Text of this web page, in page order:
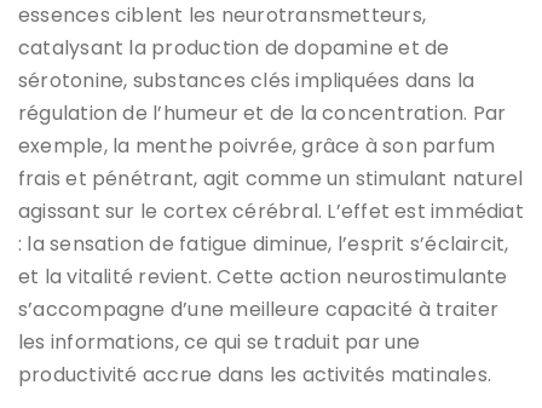
essences ciblent les neurotransmetteurs,
catalysant la production de dopamine et de
sérotonine, substances clés impliquées dans la
régulation de l’humeur et de la concentration. Par
exemple, la menthe poivrée, grâce à son parfum
frais et pénétrant, agit comme un stimulant naturel
agissant sur le cortex cérébral. L’effet est immédiat
: la sensation de fatigue diminue, l’esprit s’éclaircit,
et la vitalité revient. Cette action neurostimulante
s’accompagne d’une meilleure capacité à traiter
les informations, ce qui se traduit par une
productivité accrue dans les activités matinales.